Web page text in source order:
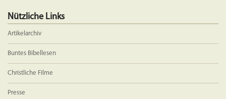
Nützliche Links
Artikelarchiv
Buntes Bibellesen
Christliche Filme
Presse